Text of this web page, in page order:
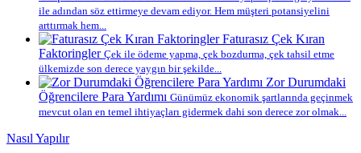
ile adından söz ettirmeye devam ediyor. Hem müşteri potansiyelini
arttırmak hem...
Faturasız Çek Kıran
Faktoringler Çek ile ödeme yapma, çek bozdurma, çek tahsil etme
ülkemizde son derece yaygın bir şekilde...
Zor Durumdaki
Öğrencilere Para Yardımı Günümüz ekonomik şartlarında geçinmek
mevcut olan en temel ihtiyaçları gidermek dahi son derece zor olmak...
Nasıl Yapılır